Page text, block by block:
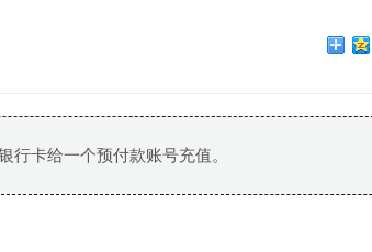
行卡给一个预付款账号充值。